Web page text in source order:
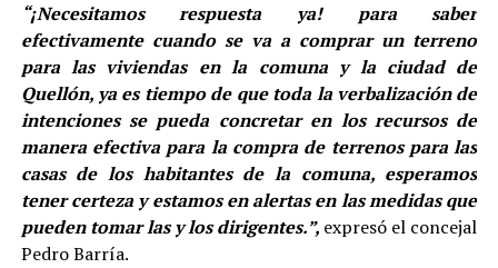
“¡Necesitamos respuesta ya! para saber
efectivamente cuando se va a comprar un terreno
para las viviendas en la comuna y la ciudad de
Quellón, ya es tiempo de que toda la verbalización de
intenciones se pueda concretar en los recursos de
manera efectiva para la compra de terrenos para las
casas de los habitantes de la comuna, esperamos
tener certeza y estamos en alertas en las medidas que
pueden tomar las y los dirigentes.”, expresó el concejal
Pedro Barría.